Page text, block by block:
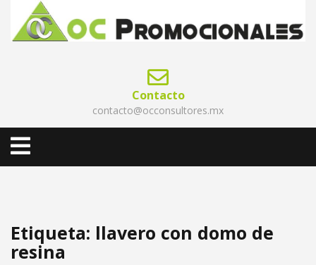
content
Contacto
contacto@occonsultores.mx
Open
Menu
Etiqueta: llavero con domo de
resina